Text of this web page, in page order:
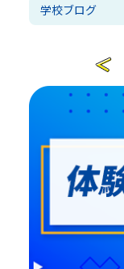
学校ブログ